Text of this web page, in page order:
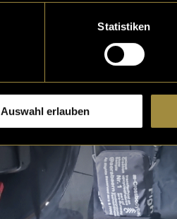
Statistiken
Auswahl erlauben